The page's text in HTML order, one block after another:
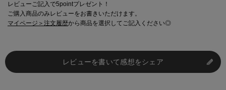
レビューご記入で5pointプレゼント！
ご購入商品のみレビューをお書きいただけます。
マイページ＞注文履歴から商品を選択してご記入ください◎
レビューを書いて感想をシェア